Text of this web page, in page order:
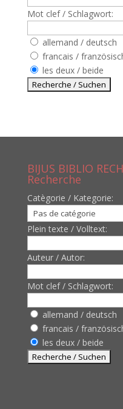
Mot clef / Schlagwort:
allemand / deutsch
francais /
les deux / beide
BIJUS BIBLIO
Recherche
Catègorie / Kategorie:
Plein texte / Volltext:
Auteur / Autor:
Mot clef / Schlagwort:
allemand / deutsch
francais /
les deux / beide